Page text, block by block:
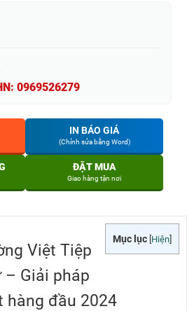
0969526279
IN BÁO GIÁ
(Chỉnh sửa bằng Word)
ĐẶT MUA
Giao hàng tận nơi
Mục lục Hiện
Việt Tiệp
– Giải pháp
hàng đầu 2024